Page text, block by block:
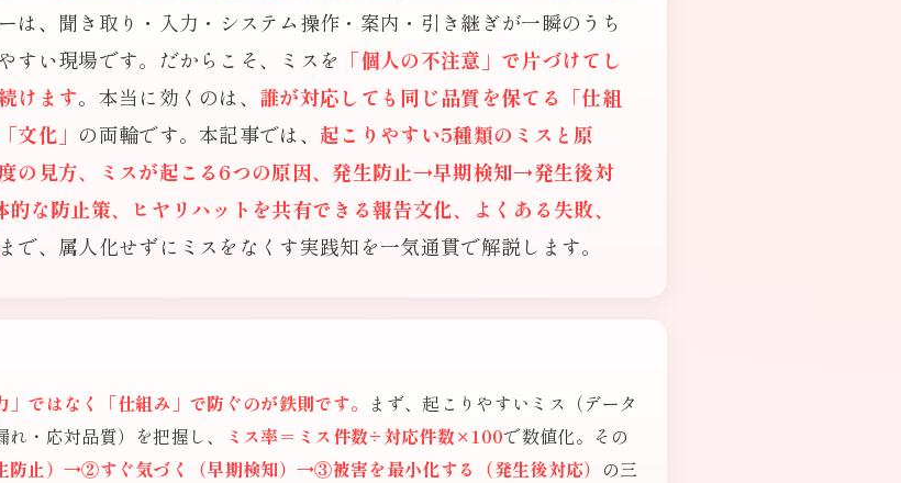
は、聞き取り・入力・システム操作・案内・引き継ぎが一瞬のうち
すい現場です。だからこそ、ミスを 「個人の不注意」で片づけてし
けます。本当に効くのは、 誰が対応しても同じ品質を保てる「仕組
文化」 の両輪です。本記事では、 起こりやすい5種類のミスと原
の見方、ミスが起こる6つの原因、発生防止→早期検知→発生後対
な防止策、ヒヤリハットを共有できる報告文化、よくある失敗、
まで、属人化せずにミスをなくす実践知を一気通貫で解説します。
ではなく「仕組み」で防ぐのが鉄則です。 まず、起こりやすいミス（データ
・応対品質）を把握し、
ミス率＝ミス件数÷対応件数×100で数値化。その
止）→②すぐ気づく（早期検知）→③被害を最小化する（発生後対応） の三